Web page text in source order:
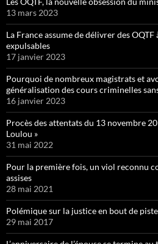
13 mars 2023
La France assume de délivrer des OQTF
expulsables
17 janvier 2023
Pourquoi de nombreux magistrats et
généralisation des cours criminelles
16 janvier 2023
Procès des attentats du 13 novembre
Loulou »
31 mai 2022
Pour la première fois, un viol reconnu
assises
28 mai 2021
Polémique sur la justice en bout de
29 mai 2017